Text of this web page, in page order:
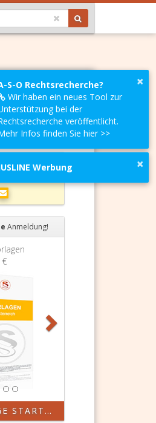
IST ALLE
Anmeldung!
€
JETZT ABFRAGE STARTEN
×
S-O Rechtsrecherche?
Wir haben ein neues Tool zur
bei der
veröffentlicht.
Infos finden Sie hier >>
×
Werbung